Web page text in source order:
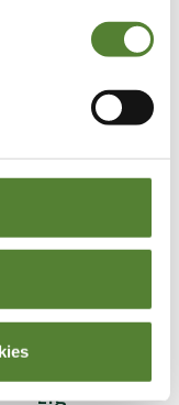
på Savannen
Elg